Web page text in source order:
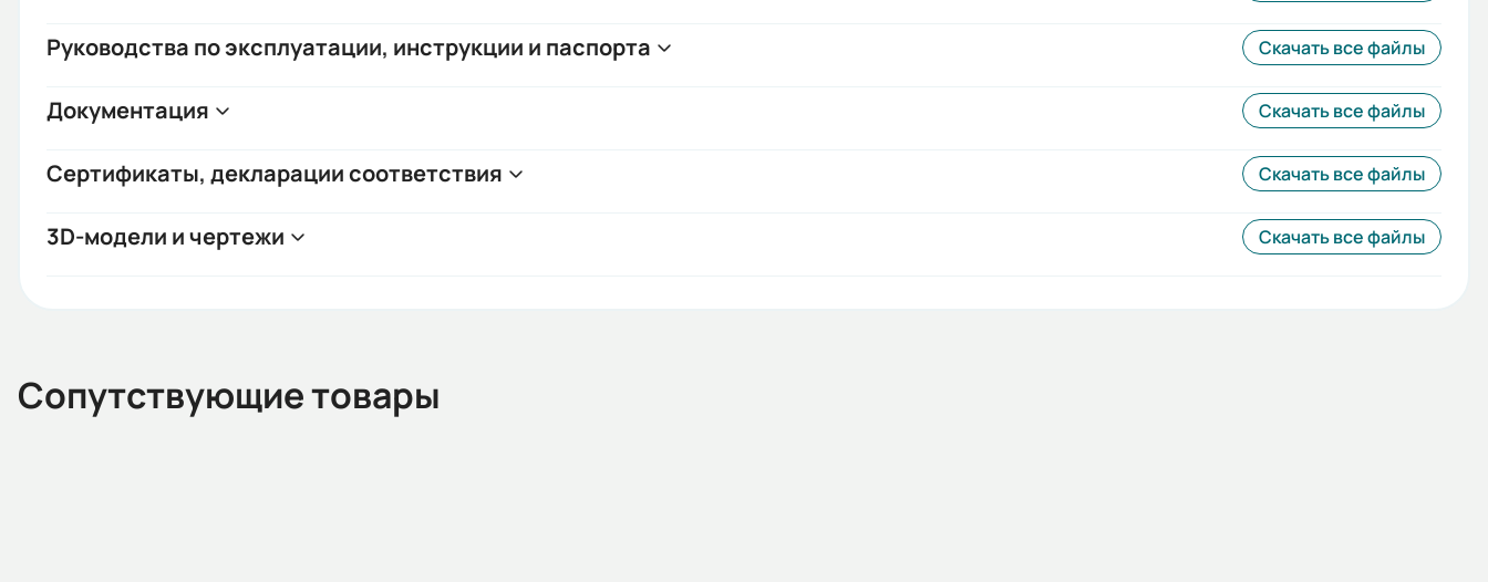
Руководства по эксплуатации, инструкции и паспорта Скачать все файлы
Документация Скачать все файлы
Сертификаты, декларации соответствия Скачать все файлы
3D-модели и чертежи Скачать все файлы
Сопутствующие товары